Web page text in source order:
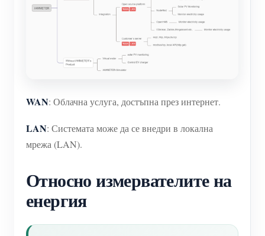
WAN: Облачна услуга, достъпна през интернет.
LAN: Системата може да се внедри в локална
мрежа (LAN).
Относно измервателите на
енергия